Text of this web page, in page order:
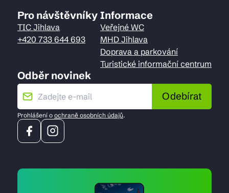
Pro návštěvníky
TIC Jihlava
+420 733 644 693
Informace
Veřejné WC
MHD Jihlava
Doprava a parkování
Turistické informační centrum
Odběr novinek
Odebírat
Prohlášení o ochraně osobních údajů.